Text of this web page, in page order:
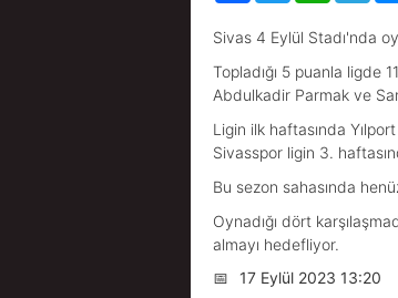
Sivas 4 Eylül Stadı'nda
Topladığı 5 puanla ligde
Abdulkadir Parmak ve
Ligin ilk haftasında
Sivasspor ligin 3.
Bu sezon sahasında
Oynadığı dört
almayı hedefliyor.
📅
17 Eylül 2023 13:20